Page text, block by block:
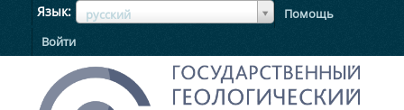
Язык русский
ЯзыкЯзык
Помощь
Войти